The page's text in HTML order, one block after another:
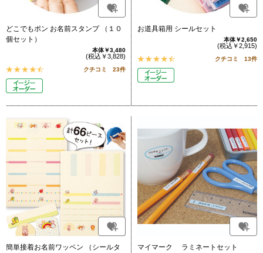
どこでもポン お名前スタンプ （１０
個セット）
本体￥3,480
(税込￥3,828)
クチコミ 23件
お道具箱用 シールセット
本体￥2,650
(税込￥2,915)
クチコミ 13件
簡単接着お名前ワッペン （シールタ
マイマーク ラミネートセット